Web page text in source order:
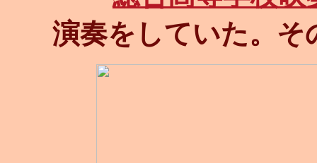
演奏をしていた。そ